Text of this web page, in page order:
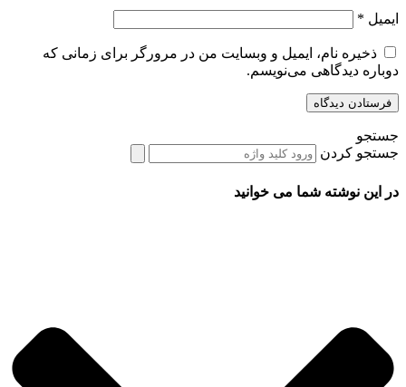
ایمیل *
ذخیره نام، ایمیل و وبسایت من در مرورگر برای زمانی که
دوباره دیدگاهی می‌نویسم.
جستجو
جستجو کردن
در این نوشته شما می خوانید